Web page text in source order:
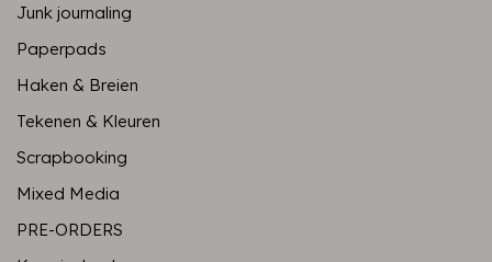
Junk journaling
Paperpads
Haken & Breien
Tekenen & Kleuren
Scrapbooking
Mixed Media
PRE-ORDERS